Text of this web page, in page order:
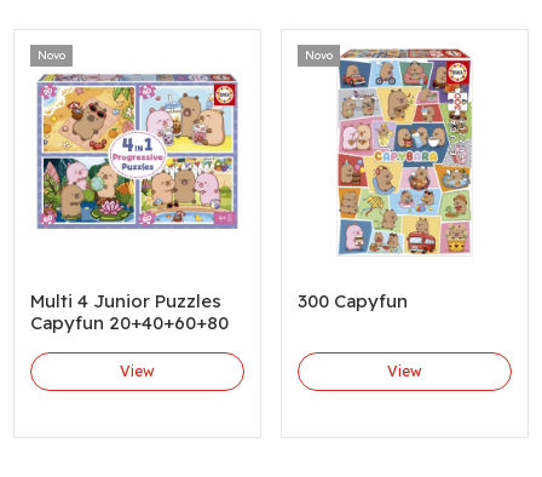
Novo
Multi 4 Junior Puzzles
Capyfun 20+40+60+80
View
Novo
300 Capyfun
View